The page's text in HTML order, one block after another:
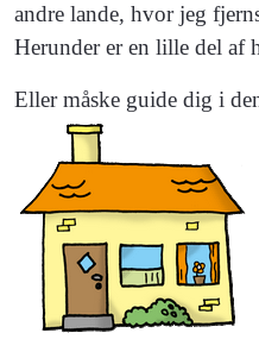
andre lande, hvor jeg
Herunder er en lille del af
Eller måske guide dig i